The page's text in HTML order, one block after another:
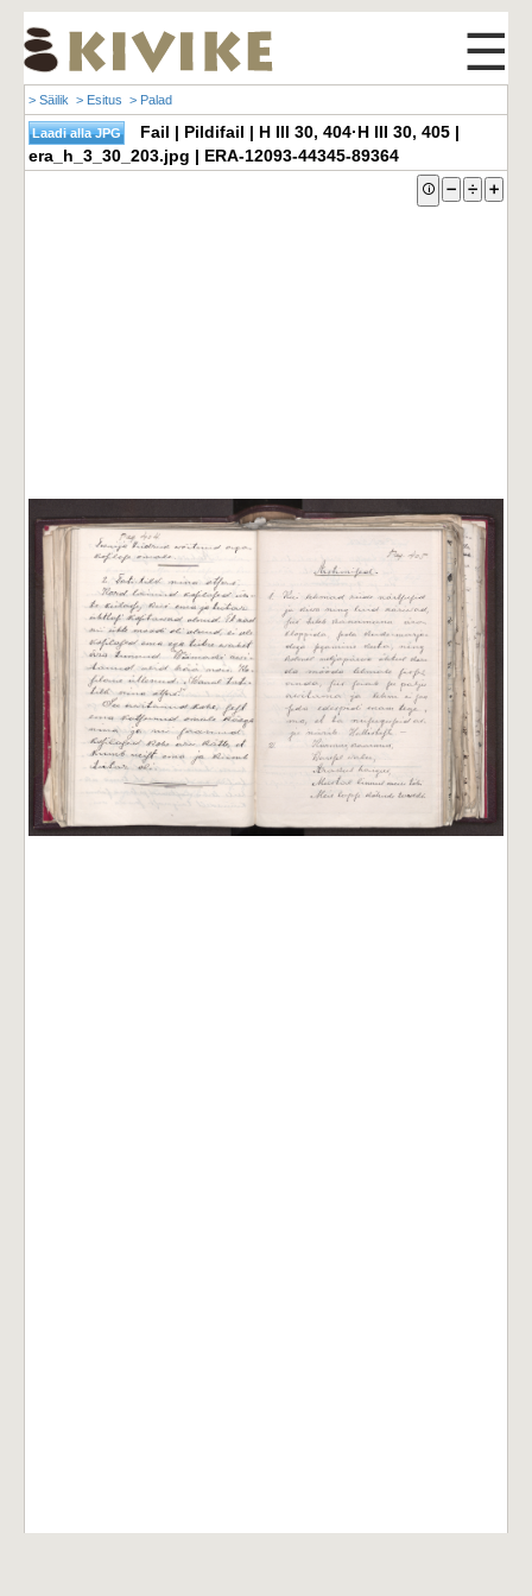
☰
> Säilik > Esitus > Palad
Fail | Pildifail | H III 30, 404·H III 30, 405 |
era_h_3_30_203.jpg | ERA-12093-44345-89364